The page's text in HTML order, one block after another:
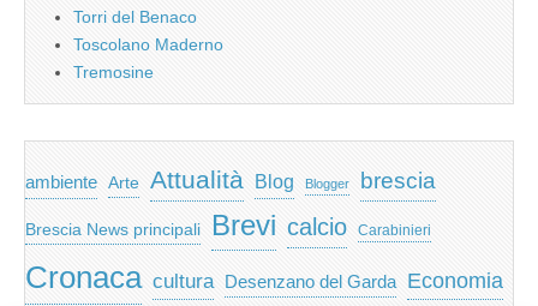
Torri del Benaco
Toscolano Maderno
Tremosine
ambiente Arte Attualità Blog Blogger brescia
Brescia News principali Brevi calcio Carabinieri
Cronaca cultura Desenzano del Garda Economia